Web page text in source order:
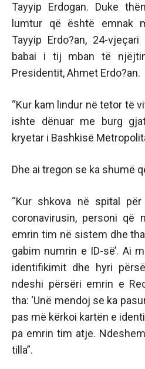
Tayyip Erdogan. Duke
lumtur që është emnak
Tayyip Erdo?an, 24-
babai i tij mban të
Presidentit, Ahmet Erdo?an.
“Kur kam lindur në tetor të
ishte dënuar me burg
kryetar i Bashkisë
Dhe ai tregon se ka shumë
“Kur shkova në spital
coronavirusin, personi që
emrin tim në sistem dhe
gabim numrin e ID-së’. Ai
identifikimit dhe hyri
ndeshi përsëri emrin e
tha: ‘Unë mendoj se ka
pas më kërkoi kartën e
pa emrin tim atje.
tilla”.